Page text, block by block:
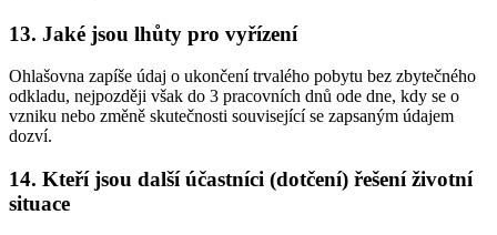
13. Jaké jsou lhůty pro vyřízení
Ohlašovna zapíše údaj o ukončení trvalého pobytu bez zbytečného
odkladu, nejpozději však do 3 pracovních dnů ode dne, kdy se o
vzniku nebo změně skutečnosti související se zapsaným údajem
dozví.
14. Kteří jsou další účastníci (dotčení) řešení životní
situace